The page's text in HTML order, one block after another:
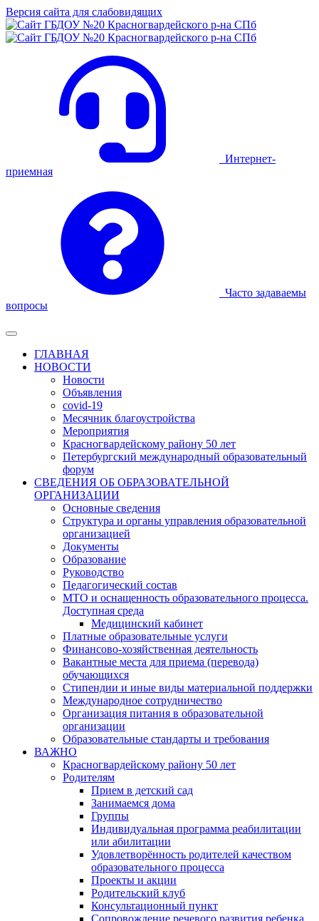
Версия сайта для слабовидящих
Интернет-
приемная
Часто задаваемы
вопросы
ГЛАВНАЯ
НОВОСТИ
Новости
Объявления
covid-19
Месячник благоустройства
Мероприятия
Красногвардейскому району 50 лет
Петербургский международный образовательный
форум
СВЕДЕНИЯ ОБ ОБРАЗОВАТЕЛЬНОЙ
ОРГАНИЗАЦИИ
Основные сведения
Структура и органы управления образовательной
организацией
Документы
Образование
Руководство
Педагогический состав
МТО и оснащенность образовательного процесса.
Доступная среда
Медицинский кабинет
Платные образовательные услуги
Финансово-хозяйственная деятельность
Вакантные места для приема (перевода)
обучающихся
Стипендии и иные виды материальной поддержки
Международное сотрудничество
Организация питания в образовательной
организации
Образовательные стандарты и требования
ВАЖНО
Красногвардейскому району 50 лет
Родителям
Прием в детский сад
Занимаемся дома
Группы
Индивидуальная программа реабилитации
или абилитации
Удовлетворённость родителей качеством
образовательного процесса
Проекты и акции
Родительский клуб
Консультационный пункт
Сопровождение речевого развития ребенка